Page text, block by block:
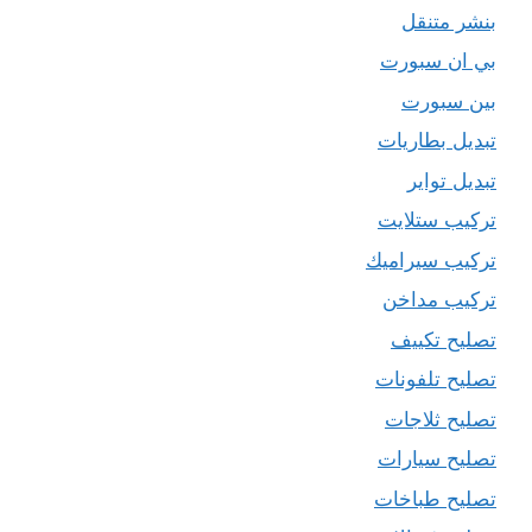
بنشر متنقل
بي ان سبورت
بين سبورت
تبديل بطاريات
تبديل تواير
تركيب ستلايت
تركيب سيراميك
تركيب مداخن
تصليح تكييف
تصليح تلفونات
تصليح ثلاجات
تصليح سيارات
تصليح طباخات